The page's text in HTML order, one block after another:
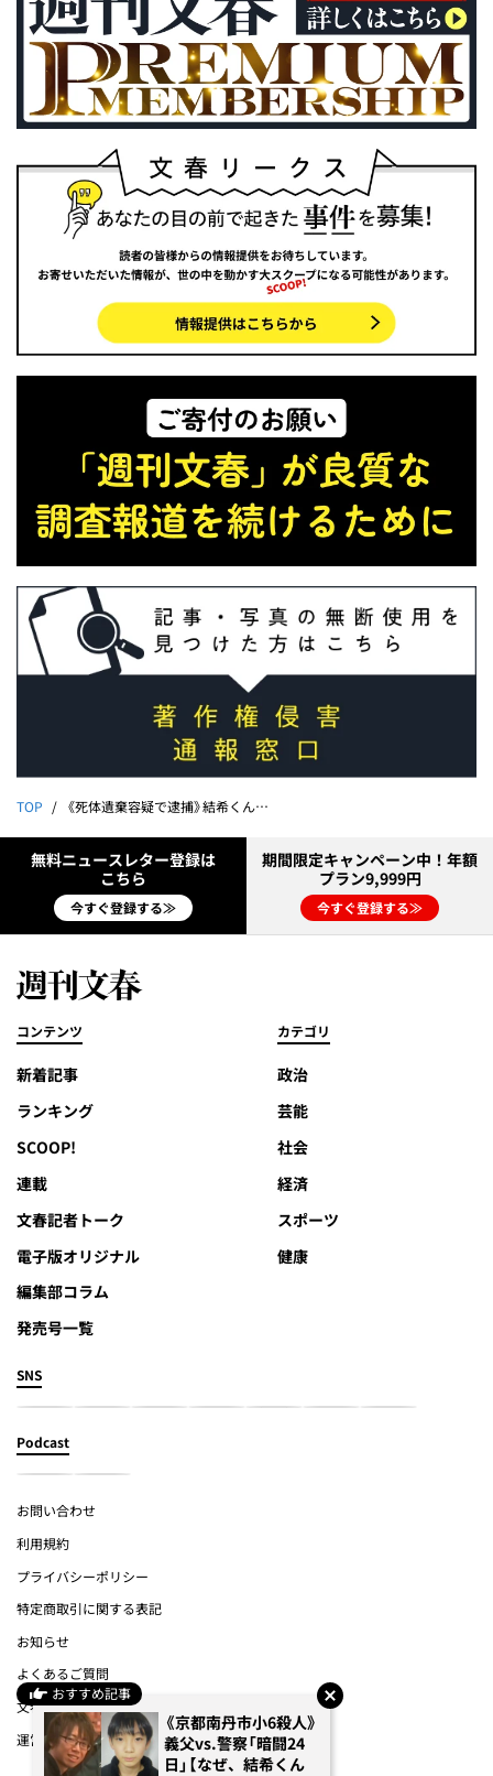
おすすめ記事
《京都南丹市小6殺人》
義父vs.警察「暗闘24
日」【なぜ、結希くん
TOP 《死体遺棄容疑で逮捕》結希くんの義父・安達優季とは何者か 地元住民＆勤務先関係者が語る“禁断の関係”「同じ職場にいた16歳上の女性と結婚。それなのに…」
無料ニュースレター登録は
こちら
今すぐ登録する≫
期間限定キャンペーン中！年額
プラン9,999円
今すぐ登録する≫
コンテンツ
新着記事
ランキング
SCOOP!
連載
文春記者トーク
電子版オリジナル
編集部コラム
発売号一覧
カテゴリ
政治
芸能
社会
経済
スポーツ
健康
SNS
Podcast
お問い合わせ
利用規約
プライバシーポリシー
特定商取引に関する表記
お知らせ
よくあるご質問
文春オンライン
運営会社